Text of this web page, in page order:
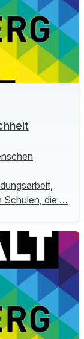
Schulen, die …